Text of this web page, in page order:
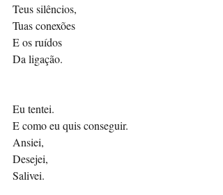
Teus silêncios,
Tuas conexões
E os ruídos
Da ligação.
Eu tentei.
E como eu quis conseguir.
Ansiei,
Desejei,
Salivei.